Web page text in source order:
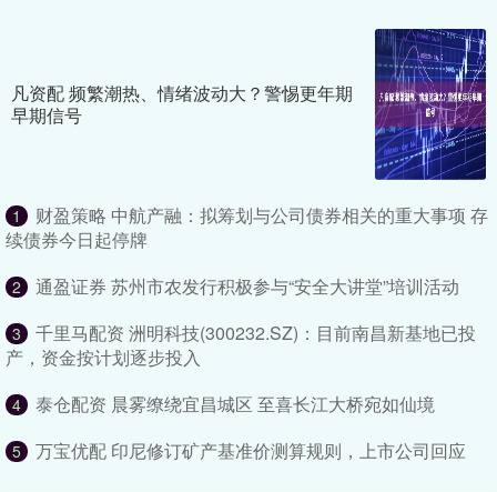
凡资配 频繁潮热、情绪波动大？警惕更年期
早期信号
1
财盈策略 中航产融：拟筹划与公司债券相关的重大事项 存
续债券今日起停牌
2 通盈证券 苏州市农发行积极参与“安全大讲堂”培训活动
3
千里马配资 洲明科技(300232.SZ)：目前南昌新基地已投
产，资金按计划逐步投入
4 泰仓配资 晨雾缭绕宜昌城区 至喜长江大桥宛如仙境
5 万宝优配 印尼修订矿产基准价测算规则，上市公司回应